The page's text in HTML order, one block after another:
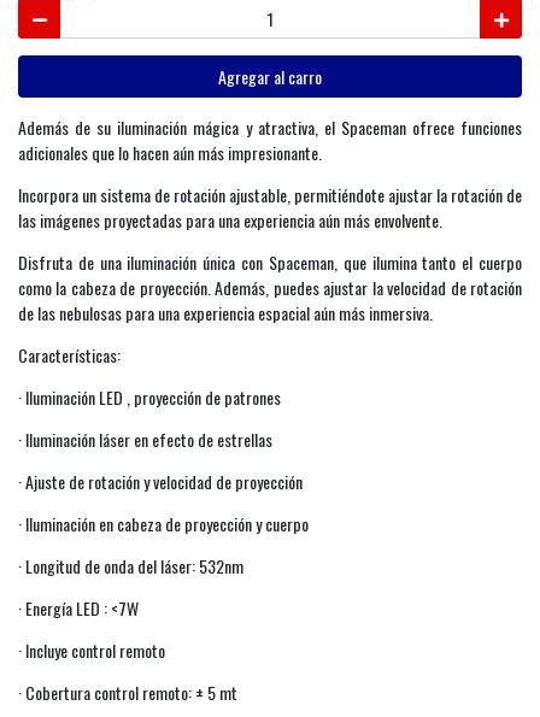
Agregar al carro
Además de su iluminación mágica y atractiva, el Spaceman ofrece funciones
adicionales que lo hacen aún más impresionante.
Incorpora un sistema de rotación ajustable, permitiéndote ajustar la rotación de
las imágenes proyectadas para una experiencia aún más envolvente.
Disfruta de una iluminación única con Spaceman, que ilumina tanto el cuerpo
como la cabeza de proyección. Además, puedes ajustar la velocidad de rotación
de las nebulosas para una experiencia espacial aún más inmersiva.
Características:
· Iluminación LED , proyección de patrones
· Iluminación láser en efecto de estrellas
· Ajuste de rotación y velocidad de proyección
· Iluminación en cabeza de proyección y cuerpo
· Longitud de onda del láser: 532nm
· Energía LED : <7W
· Incluye control remoto
· Cobertura control remoto: ± 5 mt